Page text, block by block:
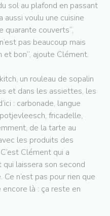
sol au plafond en passant
voulu une cuisine
quarante couverts“,
pas beaucoup mais
et bon“, ajoute Clément.
un rouleau de sopalin
et dans les assiettes, les
: carbonade, langue
fricadelle,
de la tarte au
les produits des
Clément qui a
laissera son second
n’est pas pour rien que
là : ça reste en